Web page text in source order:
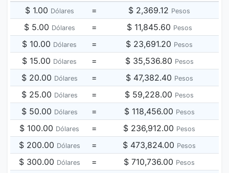
$ 1.00 Dólares = $ 2,369.12 Pesos
$ 5.00 Dólares = $ 11,845.60 Pesos
$ 10.00 Dólares = $ 23,691.20 Pesos
$ 15.00 Dólares = $ 35,536.80 Pesos
$ 20.00 Dólares = $ 47,382.40 Pesos
$ 25.00 Dólares = $ 59,228.00 Pesos
$ 50.00 Dólares = $ 118,456.00 Pesos
$ 100.00 Dólares = $ 236,912.00 Pesos
$ 200.00 Dólares = $ 473,824.00 Pesos
$ 300.00 Dólares = $ 710,736.00 Pesos